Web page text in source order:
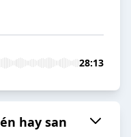
28:13
hay san